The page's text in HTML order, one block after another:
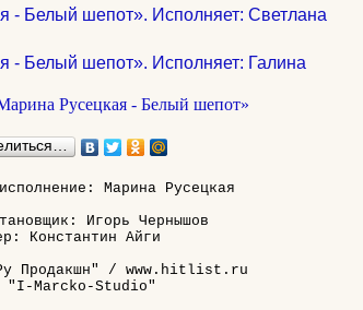
- Белый шепот». Исполняет: Светлана
- Белый шепот». Исполняет: Галина
Марина Русецкая
Игорь Чернышов
Константин Айги
Продакшн" / www.hitlist.ru
"I-Marcko-Studio"